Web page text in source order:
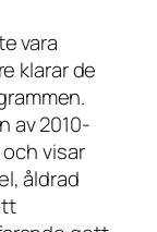
vara
klarar de
av 2010-
visar
åldrad